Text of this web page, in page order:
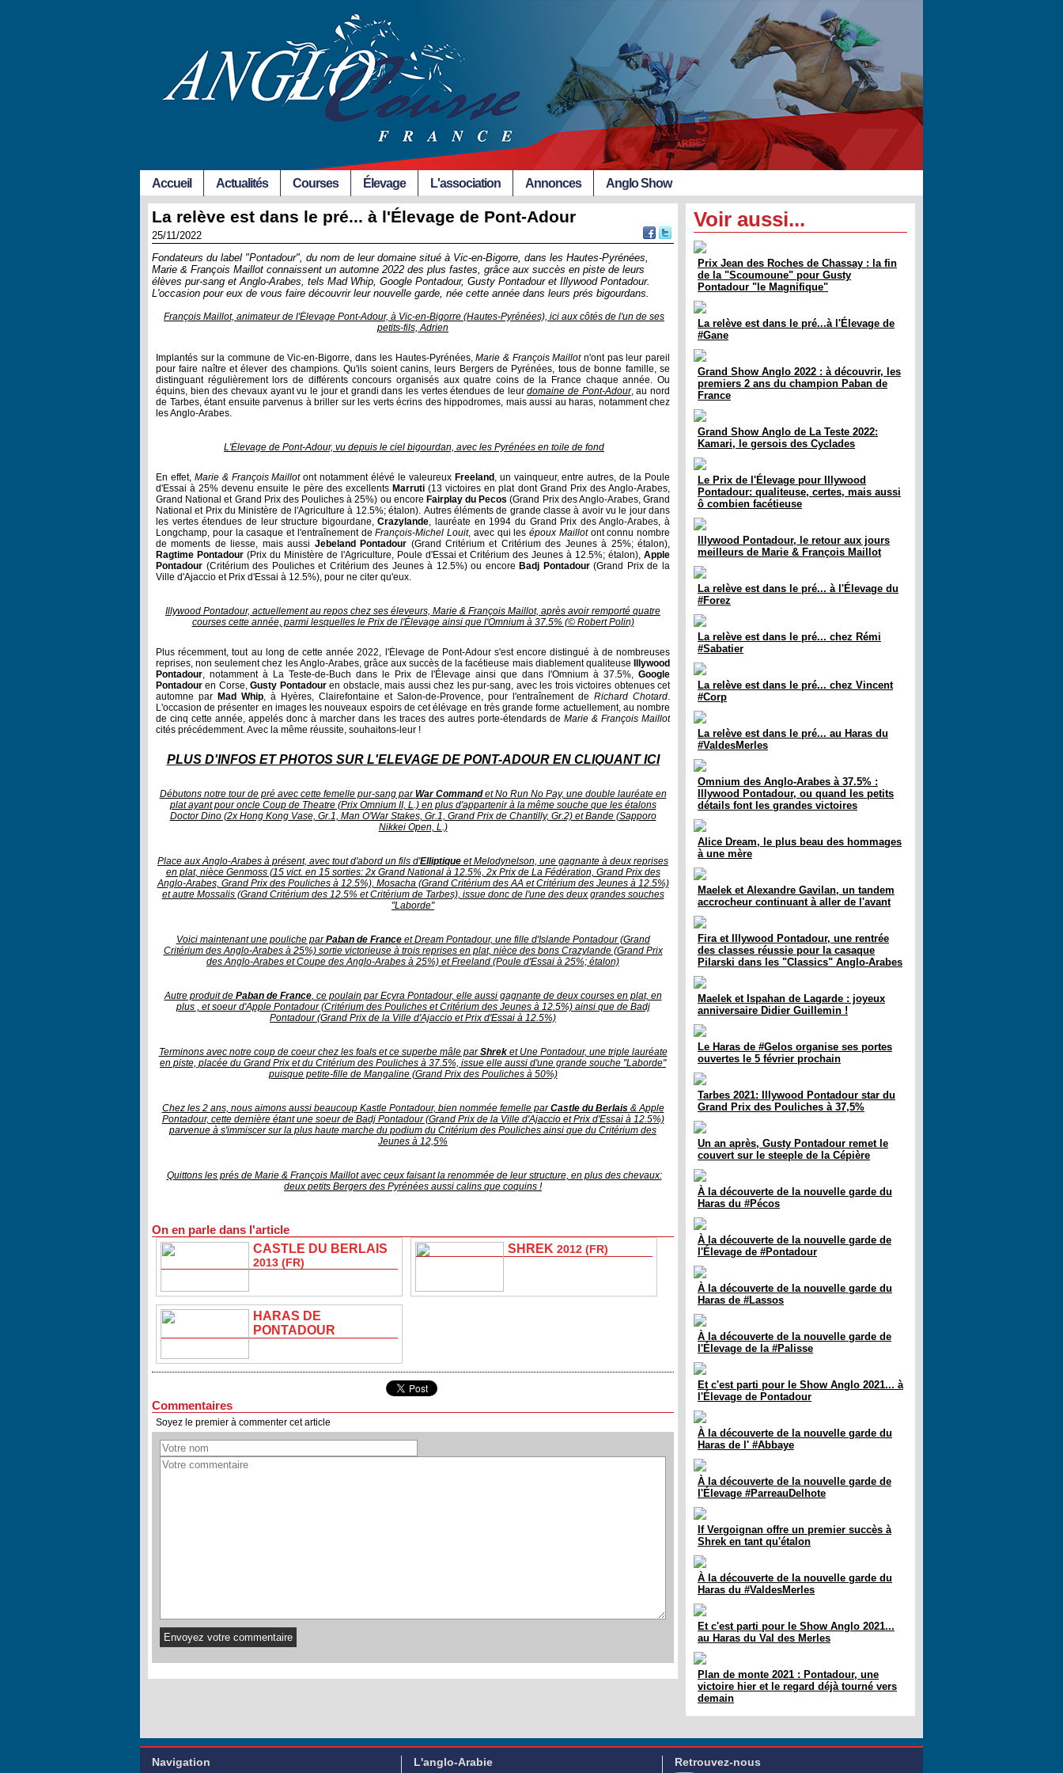
Accueil Actualités Courses Élevage L'association Annonces Anglo Show
La relève est dans le pré... à l'Élevage de Pont-Adour
25/11/2022
Fondateurs du label "Pontadour", du nom de leur domaine situé à Vic-en-Bigorre, dans les Hautes-Pyrénées,
Marie & François Maillot connaissent un automne 2022 des plus fastes, grâce aux succès en piste de leurs
élèves pur-sang et Anglo-Arabes, tels Mad Whip, Google Pontadour, Gusty Pontadour et Illywood Pontadour.
L'occasion pour eux de vous faire découvrir leur nouvelle garde, née cette année dans leurs prés bigourdans.
François Maillot, animateur de l'Élevage Pont-Adour, à Vic-en-Bigorre (Hautes-Pyrénées), ici aux côtés de l'un de ses
petits-fils, Adrien
Implantés sur la commune de Vic-en-Bigorre, dans les Hautes-Pyrénées,Marie & François Maillot n'ont pas leur pareil
pour faire naître et élever des champions. Qu'ils soient canins, leurs Bergers de Pyrénées, tous de bonne famille, se
distinguant régulièrement lors de différents concours organisés aux quatre coins de la France chaque année. Ou
équins, bien des chevaux ayant vu le jour et grandi dans les vertes étendues de leurdomaine de Pont-Adour, au nord
de Tarbes, étant ensuite parvenus à briller sur les verts écrins des hippodromes, mais aussi au haras, notamment chez
les Anglo-Arabes.
L'Élevage de Pont-Adour, vu depuis le ciel bigourdan, avec les Pyrénées en toile de fond
En effet, Marie & François Maillotont notamment élévé le valeureux Freeland , un vainqueur, entre autres, de la Poule
d'Essai à 25% devenu ensuite le père des excellentsMarruti(13 victoires en plat dont Grand Prix des Anglo-Arabes,
Grand National et Grand Prix des Pouliches à 25%) ou encore Fairplay du Pecos (Grand Prix des Anglo-Arabes, Grand
National et Prix du Ministère de l'Agriculture à 12.5%; étalon). Autres éléments de grande classe à avoir vu le jour dans
les vertes étendues de leur structure bigourdane,Crazylande, lauréate en 1994 du Grand Prix des Anglo-Arabes, à
Longchamp, pour la casaque et l'entraînement deFrançois-Michel Louit, avec qui les époux Maillotont connu nombre
de moments de liesse, mais aussi Jebeland Pontadour (Grand Critérium et Critérium des Jeunes à 25%; étalon),
Ragtime Pontadour(Prix du Ministère de l'Agriculture, Poule d'Essai et Critérium des Jeunes à 12.5%; étalon), Apple
Pontadour (Critérium des Pouliches et Critérium des Jeunes à 12.5%) ou encore Badj Pontadour(Grand Prix de la
Ville d'Ajaccio et Prix d'Essai à 12.5%), pour ne citer qu'eux.
Illywood Pontadour, actuellement au repos chez ses éleveurs, Marie & François Maillot, après avoir remporté quatre
courses cette année, parmi lesquelles le Prix de l'Élevage ainsi que l'Omnium à 37.5% (© Robert Polin)
Plus récemment, tout au long de cette année 2022, l'Élevage de Pont-Adour s'est encore distingué à de nombreuses
reprises, non seulement chez les Anglo-Arabes, grâce aux succès de la facétieuse mais diablement qualiteuse
Illywood
Pontadour, notamment à La Teste-de-Buch dans le Prix de l'Élevage ainsi que dans l'Omnium à 37.5%, Google
Pontadour en Corse,Gusty Pontadouren obstacle, mais aussi chez les pur-sang, avec les trois victoires obtenues cet
automne par Mad Whip, à Hyères, Clairefontaine et Salon-de-Provence, pour l'entraînement de Richard Chotard.
L'occasion de présenter en images les nouveaux espoirs de cet élévage en très grande forme actuellement, au nombre
de cinq cette année, appelés donc à marcher dans les traces des autres porte-étendards de Marie & François Maillot
cités précédemment. Avec la même réussite, souhaitons-leur !
PLUS D'INFOS ET PHOTOS SUR L'ÉLEVAGE DE PONT-ADOUR EN CLIQUANT ICI
Débutons notre tour de pré avec cette femelle pur-sang parWar Commandet No Run No Pay, une double lauréate en
plat ayant pour oncle Coup de Theatre (Prix Omnium II, L.) en plus d'appartenir à la même souche que les étalons
Doctor Dino (2x Hong Kong Vase, Gr.1, Man O'War Stakes, Gr.1, Grand Prix de Chantilly, Gr.2) et Bande (Sapporo
Nikkei Open, L.)
Place aux Anglo-Arabes à présent, avec tout d'abord un fils d'Elliptique et Melodynelson, une gagnante à deux reprises
en plat, nièce Genmoss (15 vict. en 15 sorties: 2x Grand National à 12.5%, 2x Prix de La Fédération, Grand Prix des
Anglo-Arabes, Grand Prix des Pouliches à 12.5%), Mosacha (Grand Critérium des AA et Critérium des Jeunes à 12.5%)
et autre Mossalis (Grand Critérium des 12.5% et Critérium de Tarbes), issue donc de l'une des deux grandes souches
"Laborde"
Voici maintenant une pouliche parPaban de Franceet Dream Pontadour, une fille d'Islande Pontadour (Grand
Critérium des Anglo-Arabes à 25%) sortie victorieuse à trois reprises en plat, nièce des bons Crazylande (Grand Prix
des Anglo-Arabes et Coupe des Anglo-Arabes à 25%) et Freeland (Poule d'Essai à 25%; étalon)
Autre produit de Paban de France, ce poulain par Ecyra Pontadour, elle aussi gagnante de deux courses en plat, en
plus , et soeur d'Apple Pontadour (Critérium des Pouliches et Critérium des Jeunes à 12.5%) ainsi que de Badj
Pontadour (Grand Prix de la Ville d'Ajaccio et Prix d'Essai à 12.5%)
Terminons avec notre coup de coeur chez les foals et ce superbe mâle parShreket Une Pontadour, une triple lauréate
en piste, placée du Grand Prix et du Critérium des Pouliches à 37.5%, issue elle aussi d'une grande souche "Laborde"
puisque petite-fille de Mangaline (Grand Prix des Pouliches à 50%)
Chez les 2 ans, nous aimons aussi beaucoup Kastle Pontadour, bien nommée femelle parCastle du Berlais& Apple
Pontadour, cette dernière étant une soeur de Badj Pontadour (Grand Prix de la Ville d'Ajaccio et Prix d'Essai à 12.5%)
parvenue à s'immiscer sur la plus haute marche du podium du Critérium des Pouliches ainsi que du Critérium des
Jeunes à 12,5%
Quittons les prés de Marie & François Maillot avec ceux faisant la renommée de leur structure, en plus des chevaux:
deux petits Bergers des Pyrénées aussi calins que coquins !
On en parle dans l'article
CASTLE DU BERLAIS
2013 (FR)
SHREK 2012 (FR)
HARAS DE
PONTADOUR
Commentaires
Soyez le premier à commenter cet article
Voir aussi...
Prix Jean des Roches de Chassay : la fin
de la "Scoumoune" pour Gusty
Pontadour "le Magnifique"
La relève est dans le pré...à l'Élevage de
#Gane
Grand Show Anglo 2022 : à découvrir, les
premiers 2 ans du champion Paban de
France
Grand Show Anglo de La Teste 2022:
Kamari, le gersois des Cyclades
Le Prix de l'Élevage pour Illywood
Pontadour: qualiteuse, certes, mais aussi
ô combien facétieuse
Illywood Pontadour, le retour aux jours
meilleurs de Marie & François Maillot
La relève est dans le pré... à l'Élevage du
#Forez
La relève est dans le pré... chez Rémi
#Sabatier
La relève est dans le pré... chez Vincent
#Corp
La relève est dans le pré... au Haras du
#ValdesMerles
Omnium des Anglo-Arabes à 37.5% :
Illywood Pontadour, ou quand les petits
détails font les grandes victoires
Alice Dream, le plus beau des hommages
à une mère
Maelek et Alexandre Gavilan, un tandem
accrocheur continuant à aller de l'avant
Fira et Illywood Pontadour, une rentrée
des classes réussie pour la casaque
Pilarski dans les "Classics" Anglo-Arabes
Maelek et Ispahan de Lagarde : joyeux
anniversaire Didier Guillemin !
Le Haras de #Gelos organise ses portes
ouvertes le 5 février prochain
Tarbes 2021: Illywood Pontadour star du
Grand Prix des Pouliches à 37,5%
Un an après, Gusty Pontadour remet le
couvert sur le steeple de la Cépière
À la découverte de la nouvelle garde du
Haras du #Pécos
À la découverte de la nouvelle garde de
l'Élevage de #Pontadour
À la découverte de la nouvelle garde du
Haras de #Lassos
À la découverte de la nouvelle garde de
l'Élevage de la #Palisse
Et c'est parti pour le Show Anglo 2021... à
l'Élevage de Pontadour
À la découverte de la nouvelle garde du
Haras de l' #Abbaye
À la découverte de la nouvelle garde de
l'Élevage #ParreauDelhote
If Vergoignan offre un premier succès à
Shrek en tant qu'étalon
À la découverte de la nouvelle garde du
Haras du #ValdesMerles
Et c'est parti pour le Show Anglo 2021...
au Haras du Val des Merles
Plan de monte 2021 : Pontadour, une
victoire hier et le regard déjà tourné vers
demain
Navigation L'anglo-Arabie Retrouvez-nous